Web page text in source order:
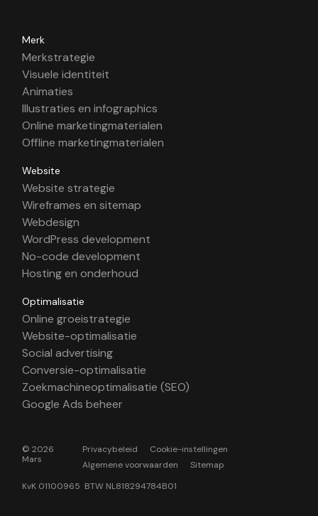
Merk
Merkstrategie
Visuele identiteit
Animaties
Illustraties en infographics
Online marketingmaterialen
Offline marketingmaterialen
Website
Website strategie
Wireframes en sitemap
Webdesign
WordPress development
No-code development
Hosting en onderhoud
Optimalisatie
Online groeistrategie
Website-optimalisatie
Social advertising
Conversie-optimalisatie
Zoekmachineoptimalisatie (SEO)
Google Ads beheer
© 2026
Mars
Privacybeleid
Cookie-instellingen
Algemene voorwaarden
Sitemap
KvK 01100965 BTW NL818294784B01